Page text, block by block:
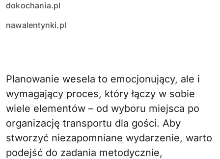
dokochania.pl
nawalentynki.pl
Planowanie wesela to emocjonujący, ale i
wymagający proces, który łączy w sobie
wiele elementów – od wyboru miejsca po
organizację transportu dla gości. Aby
stworzyć niezapomniane wydarzenie, warto
podejść do zadania metodycznie,